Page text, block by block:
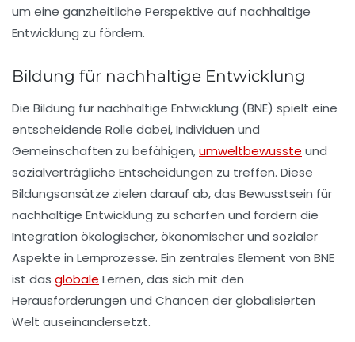
um eine ganzheitliche Perspektive auf nachhaltige
Entwicklung zu fördern.
Bildung für nachhaltige Entwicklung
Die Bildung für nachhaltige Entwicklung (BNE) spielt eine
entscheidende Rolle dabei, Individuen und
Gemeinschaften zu befähigen,umweltbewusste und
sozialverträgliche Entscheidungen zu treffen. Diese
Bildungsansätze zielen darauf ab, das Bewusstsein für
nachhaltige Entwicklung zu schärfen und fördern die
Integration ökologischer, ökonomischer und sozialer
Aspekte in Lernprozesse. Ein zentrales Element von BNE
ist das globale Lernen, das sich mit den
Herausforderungen und Chancen der globalisierten
Welt auseinandersetzt.